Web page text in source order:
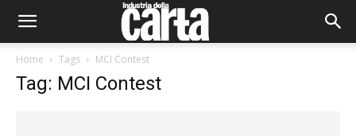
Home Tags MCI Contest
Tag: MCI Contest